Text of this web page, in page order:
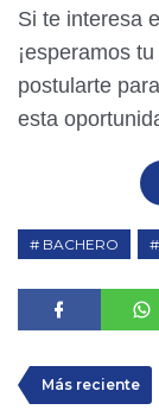
Si te interesa
¡esperamos
postularte
esta
BACHERO
Más reciente